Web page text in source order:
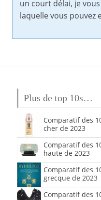
un court délai, je
laquelle vous pouvez
Plus de top 10s…
Comparatif des
cher de 2023
Comparatif des
haute de 2023
Comparatif des
grecque de 2023
Comparatif des